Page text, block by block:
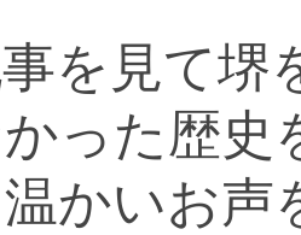
事を見て
った歴史
かいお声